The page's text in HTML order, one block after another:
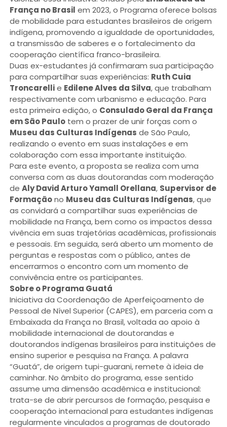
França no Brasil em 2023, o Programa oferece bolsas
de mobilidade para estudantes brasileiros de origem
indígena, promovendo a igualdade de oportunidades,
a transmissão de saberes e o fortalecimento da
cooperação científica franco-brasileira.
Duas ex-estudantes já confirmaram sua participação
para compartilhar suas experiências: Ruth Cuia
Troncarellie Edilene Alves da Silva, que trabalham
respectivamente com urbanismo e educação. Para
esta primeira edição, o Consulado Geral da França
em São Paulotem o prazer de unir forças com o
Museu das Culturas Indígenas de São Paulo,
realizando o evento em suas instalações e em
colaboração com essa importante instituição.
Para este evento, a proposta se realiza com uma
conversa com as duas doutorandas com moderação
de Aly David Arturo Yamall Orellana, Supervisor de
Formaçãono Museu das Culturas Indígenas, que
as convidará a compartilhar suas experiências de
mobilidade na França, bem como os impactos dessa
vivência em suas trajetórias acadêmicas, profissionais
e pessoais. Em seguida, será aberto um momento de
perguntas e respostas com o público, antes de
encerrarmos o encontro com um momento de
convivência entre os participantes.
Sobre o Programa Guatá
Iniciativa da Coordenação de Aperfeiçoamento de
Pessoal de Nível Superior (CAPES), em parceria com a
Embaixada da França no Brasil, voltada ao apoio à
mobilidade internacional de doutorandas e
doutorandos indígenas brasileiros para instituições de
ensino superior e pesquisa na França. A palavra
“Guatá”, de origem tupi-guarani, remete à ideia de
caminhar. No âmbito do programa, esse sentido
assume uma dimensão acadêmica e institucional:
trata-se de abrir percursos de formação, pesquisa e
cooperação internacional para estudantes indígenas
regularmente vinculados a programas de doutorado